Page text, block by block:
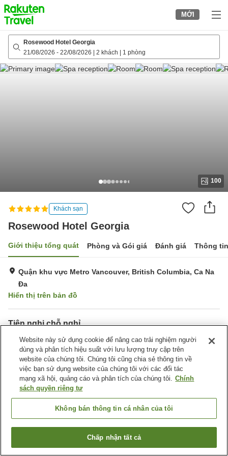
to
top
page
MỚI
Rosewood Hotel Georgia
21/08/2026 - 22/08/2026 2 khách 1 phòng
100
Khách sạn
Rosewood Hotel Georgia
Giới thiệu tổng quát Phòng và Gói giá Đánh giá Thông
Quận khu vực Metro Vancouver, British Columbia, Ca Na
Đa
Hiển thị trên bản đồ
Tiện nghi chỗ nghỉ
Bãi đỗ xe
Spa / Salon
Nhà hàng
Bar
Ca Na Đa
British Columbia
Quận khu vực Metro Vancouver
Rosewood Hotel Georgia
Tìm phòng trống
Website này sử dụng cookie để nâng cao trải nghiệm người
dùng và phân tích hiệu suất với lưu lượng truy cập trên
website của chúng tôi. Chúng tôi cũng chia sẻ thông tin về
việc bạn sử dụng website của chúng tôi với các đối tác
mạng xã hội, quảng cáo và phân tích của chúng tôi. Chính
sách quyền riêng tư
Không bán thông tin cá nhân của tôi
Chấp nhận tất cả